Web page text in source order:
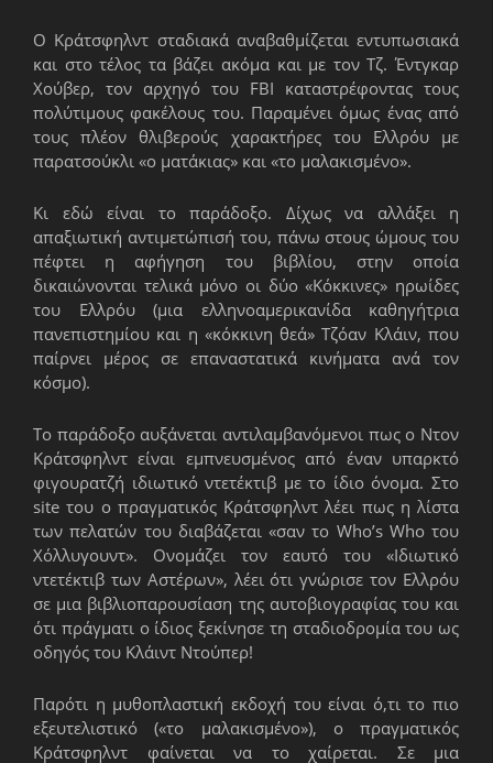
Ο Κράτσφηλντ σταδιακά αναβαθμίζεται εντυπωσιακά
και στο τέλος τα βάζει ακόμα και με τον Τζ. Έντγκαρ
Χούβερ, τον αρχηγό του FBI καταστρέφοντας τους
πολύτιμους φακέλους του. Παραμένει όμως ένας από
τους πλέον θλιβερούς χαρακτήρες του Ελλρόυ με
παρατσούκλι «ο ματάκιας» και «το μαλακισμένο».
Κι εδώ είναι το παράδοξο. Δίχως να αλλάξει η
απαξιωτική αντιμετώπισή του, πάνω στους ώμους του
πέφτει η αφήγηση του βιβλίου, στην οποία
δικαιώνονται τελικά μόνο οι δύο «Κόκκινες» ηρωίδες
του Ελλρόυ (μια ελληνοαμερικανίδα καθηγήτρια
πανεπιστημίου και η «κόκκινη θεά» Τζόαν Κλάιν, που
παίρνει μέρος σε επαναστατικά κινήματα ανά τον
κόσμο).
Το παράδοξο αυξάνεται αντιλαμβανόμενοι πως ο Ντον
Κράτσφηλντ είναι εμπνευσμένος από έναν υπαρκτό
φιγουρατζή ιδιωτικό ντετέκτιβ με το ίδιο όνομα. Στο
site του ο πραγματικός Κράτσφηλντ λέει πως η λίστα
των πελατών του διαβάζεται «σαν το Who’s Who του
Χόλλυγουντ». Ονομάζει τον εαυτό του «Ιδιωτικό
ντετέκτιβ των Αστέρων», λέει ότι γνώρισε τον Ελλρόυ
σε μια βιβλιοπαρουσίαση της αυτοβιογραφίας του και
ότι πράγματι ο ίδιος ξεκίνησε τη σταδιοδρομία του ως
οδηγός του Κλάιντ Ντούπερ!
Παρότι η μυθοπλαστική εκδοχή του είναι ό,τι το πιο
εξευτελιστικό («το μαλακισμένο»), ο πραγματικός
Κράτσφηλντ φαίνεται να το χαίρεται. Σε μια